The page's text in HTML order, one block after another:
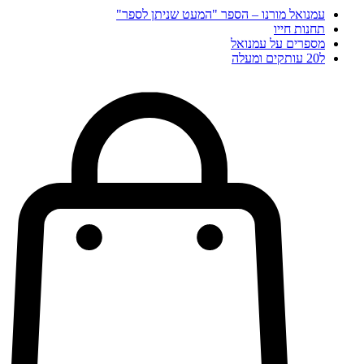
עמנואל מורנו – הספר "המעט שניתן לספר"
תחנות חייו
מספרים על עמנואל
ל20 עותקים ומעלה